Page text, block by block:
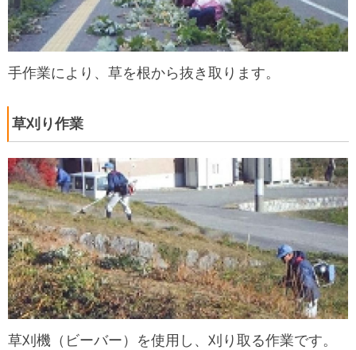
手作業により、草を根から抜き取ります。
草刈り作業
草刈機（ビーバー）を使用し、刈り取る作業です。